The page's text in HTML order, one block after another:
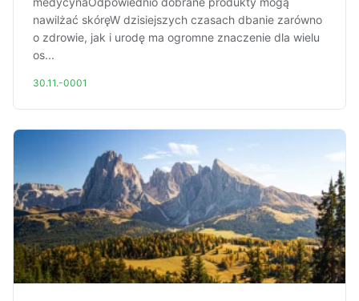
nawilżać skóręW dzisiejszych czasach dbanie zarówno
o zdrowie, jak i urodę ma ogromne znaczenie dla wielu
os...
30.11.-0001